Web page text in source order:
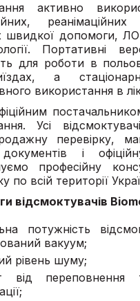
активно
реанімаційних
швидкої допомоги,
Портативні
для роботи в
а
використання в
Усі
перевірку,
і
професійну
по всій території
відсмоктувачів
потужність
вакуум;
рівень шуму;
від переповнення